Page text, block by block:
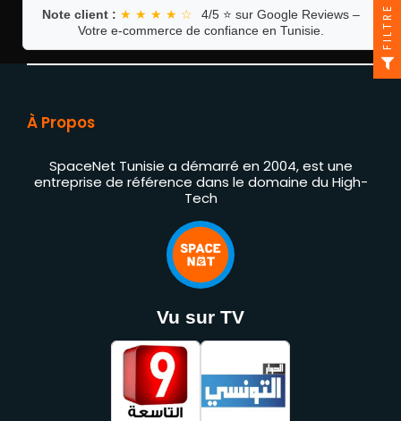
Note client : ★ ★ ★ ★ ☆
4/5 ⭐ sur Google Reviews –
Votre e-commerce de confiance en Tunisie.
À Propos
SpaceNet Tunisie a démarré en 2004, est une
entreprise de référence dans le domaine du High-
Tech
Vu sur TV
FILTRE